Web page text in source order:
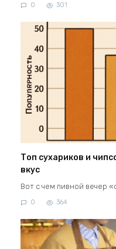
0 301
Топ сухариков и
вкус
Вот с чем пивной вечер
0 364